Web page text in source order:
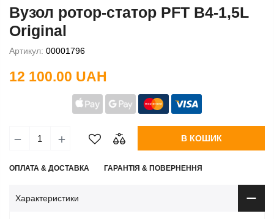
Вузол ротор-статор PFT В4-1,5L
Original
Артикул: 00001796
12 100.00 UAH
В КОШИК
ОПЛАТА & ДОСТАВКА ГАРАНТІЯ & ПОВЕРНЕННЯ
Характеристики